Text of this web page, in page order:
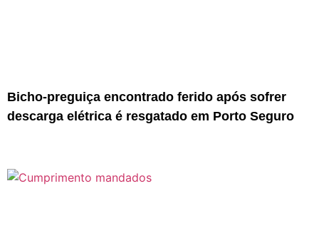
Bicho-preguiça encontrado ferido após sofrer
descarga elétrica é resgatado em Porto Seguro